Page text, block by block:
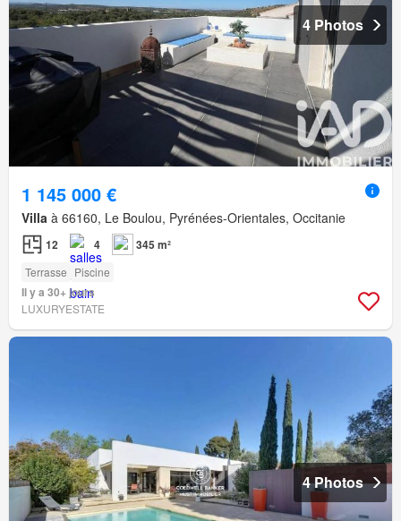
4 Photos
1 145 000 €
Villa à 66160, Le Boulou, Pyrénées-Orientales, Occitanie
12 4 345 m²
Terrasse Piscine
Il y a 30+ jours
LUXURYESTATE
4 Photos